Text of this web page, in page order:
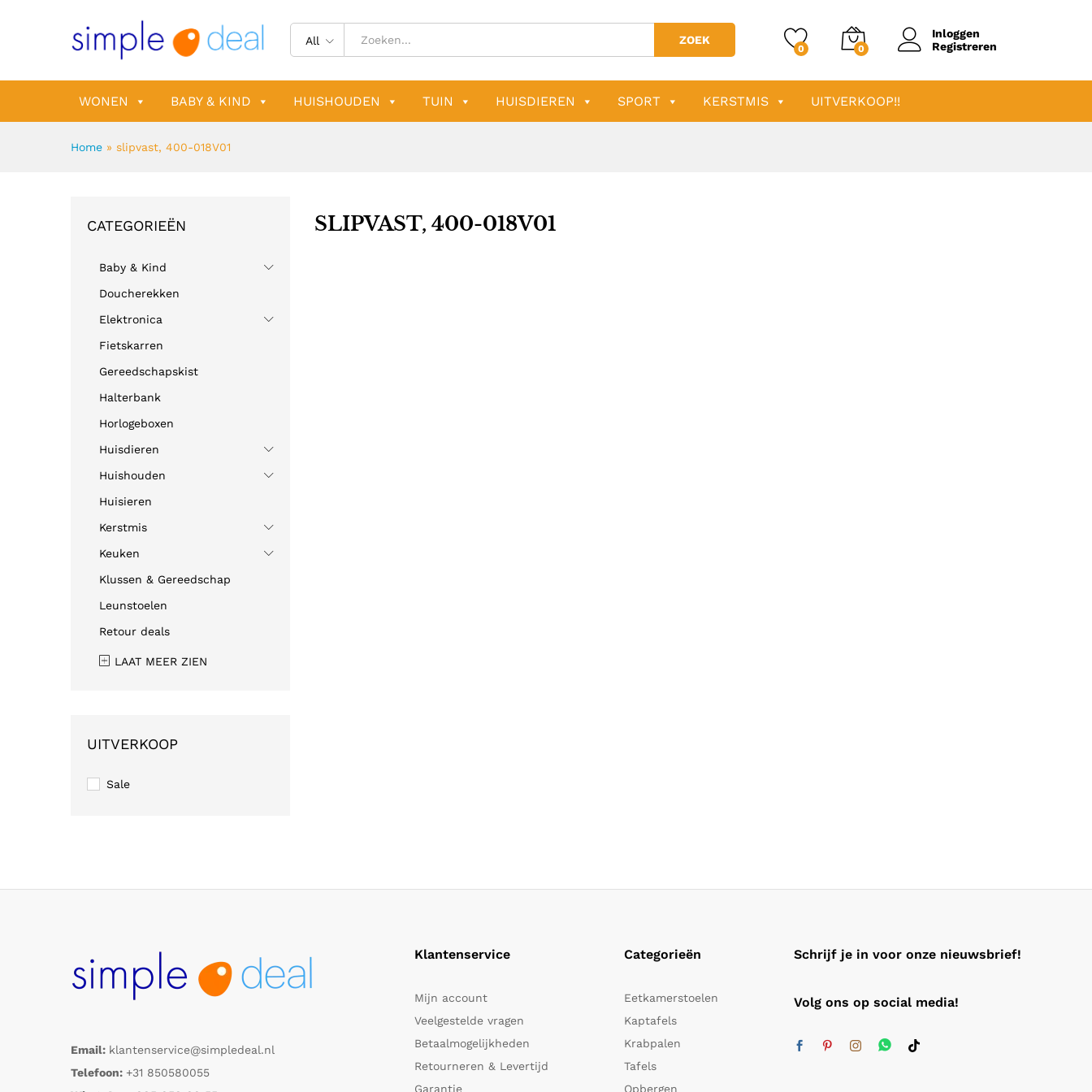
All ZOEK
0 0
Inloggen
Registreren
WONEN BABY & KIND HUISHOUDEN TUIN HUISDIEREN SPORT KERSTMIS UITVERKOOP!!
Home » slipvast, 400-018V01
SLIPVAST, 400-018V01
CATEGORIEËN
Baby & Kind
Doucherekken
Elektronica
Fietskarren
Gereedschapskist
Halterbank
Horlogeboxen
Huisdieren
Huishouden
Huisieren
Kerstmis
Keuken
Klussen & Gereedschap
Leunstoelen
Retour deals
LAAT MEER ZIEN
UITVERKOOP
Sale
Email: klantenservice@simpledeal.nl
Telefoon: +31 850580055
Klantenservice
Mijn account
Veelgestelde vragen
Betaalmogelijkheden
Retourneren & Levertijd
Garantie
Categorieën
Eetkamerstoelen
Kaptafels
Krabpalen
Tafels
Opbergen
Schrijf je in voor onze nieuwsbrief!
Volg ons op social media!